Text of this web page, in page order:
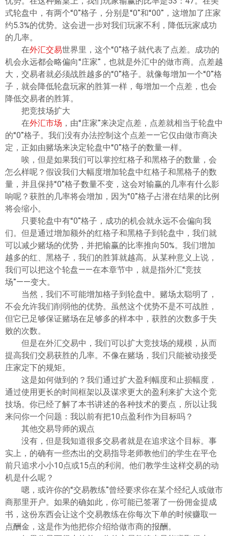
式轮盘中，有两个“0”格子，分别是“0”和“00”，这增加了庄家
约5.3%的优势。这会进一步对我们玩家不利，降低玩家成功
的几率。
在外汇交易世界里，这个“0”格子就代表了点差。成功的
机会永远都会略偏向“庄家”，也就是外汇中的做市商。点差越
大，交易者就必须战胜越多的“0”格子。就像每增加一个“0”格
子，就会降低轮盘玩家的胜算一样，每增加一个点差，也会
降低交易者的胜算。
把竞技场扩大
在外汇市场 ，由“庄家”来决定点差，点差就相当于轮盘中
的“0”格子。我们没有办法控制这个点差——它仅由做市商决
定，正如由赌场来决定轮盘中“0”格子的数量一样。
唉，但是如果我们可以掌控红格子和黑格子的数量，会
怎么样呢？假设我们大幅度增加轮盘中红格子和黑格子的数
量，并且保持“0”格子数量不变，这会对输赢的几率有什么影
响呢？获胜的几率将会增加，因为“0”格子占潜在结果的比例
将会缩小。
只要轮盘中有“0”格子，成功的机会就永远不会偏向我
们。但是通过增加额外的红格子和黑格子到轮盘中，我们就
可以减少赌场的优势，并把输赢的比率推向50%。我们增加
越多的红、黑格子，我们的胜算就越高。从某种意义上说，
我们可以把这个轮盘——在本章节中，就是指外汇“竞技
场”——变大。
当然，我们不可能增加格子到轮盘中。赌场太聪明了，
不会允许我们削弱他的优势。虽然这个优势不是不可战胜，
但它已足够保证赌场在足够多的样本中，获胜的次数多于失
败的次数。
但是在外汇交易中，我们可以扩大竞技场的规模，从而
提高我们交易获胜的几率。不像在赌场，我们只能被动接受
庄家定下的规矩。
这是如何做到的？我们通过扩大盈利幅度和止损幅度，
通过使用更长的时间框架以及谋求更大的盈利来扩大这个竞
技场。你已经了解了本书讲述的各种技术的要点，所以让我
来问你一个问题：我以前有把10点盈利作为目标吗？
其他交易导师的观点
没有，但是我知道很多交易者就是在追求这个目标。事
实上，的确有一些杰出的交易指导老师教他们的学生在平仓
前只追求小小10点或15点的利润。他们教学生这样交易的动
机是什么呢？
嗯，或许你的“交易教练”曾经要求你在某个经纪人或做市
商那里开户。如果的确如此，你可能已签署了一份佣金提成
书，这份东西会让这个交易教练在你每次下单的时候赚取一
点酬金，这是作为他把你介绍给做市商的报酬。